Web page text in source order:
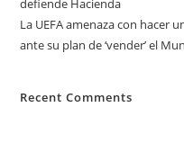
defiende Hacienda
La UEFA amenaza con hacer
ante su plan de ‘vender’ el
Recent Comments